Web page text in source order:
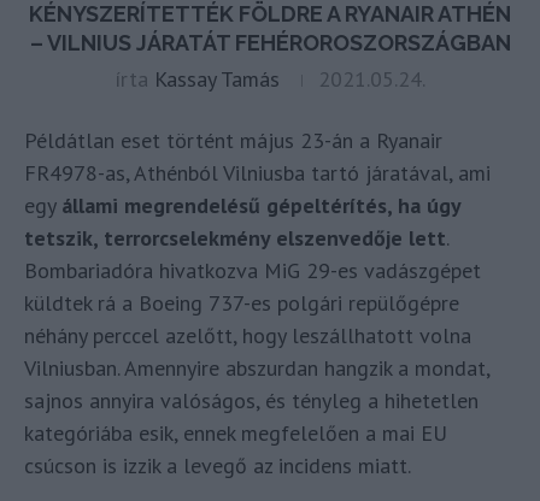
KÉNYSZERÍTETTÉK FÖLDRE A RYANAIR ATHÉN
– VILNIUS JÁRATÁT FEHÉROROSZORSZÁGBAN
írta Kassay Tamás 2021.05.24.
Példátlan eset történt május 23-án a Ryanair
FR4978-as, Athénból Vilniusba tartó járatával, ami
egy állami megrendelésű gépeltérítés, ha úgy
tetszik, terrorcselekmény elszenvedője lett.
Bombariadóra hivatkozva MiG 29-es vadászgépet
küldtek rá a Boeing 737-es polgári repülőgépre
néhány perccel azelőtt, hogy leszállhatott volna
Vilniusban. Amennyire abszurdan hangzik a mondat,
sajnos annyira valóságos, és tényleg a hihetetlen
kategóriába esik, ennek megfelelően a mai EU
csúcson is izzik a levegő az incidens miatt.